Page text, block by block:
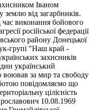
Іваном
від загарбників.
час виконання бойового
російської федерації
району Донецької
групі "Наш край -
захисників
український
за мир та свободу
повідомляємо що
цілісність
10.08.1969